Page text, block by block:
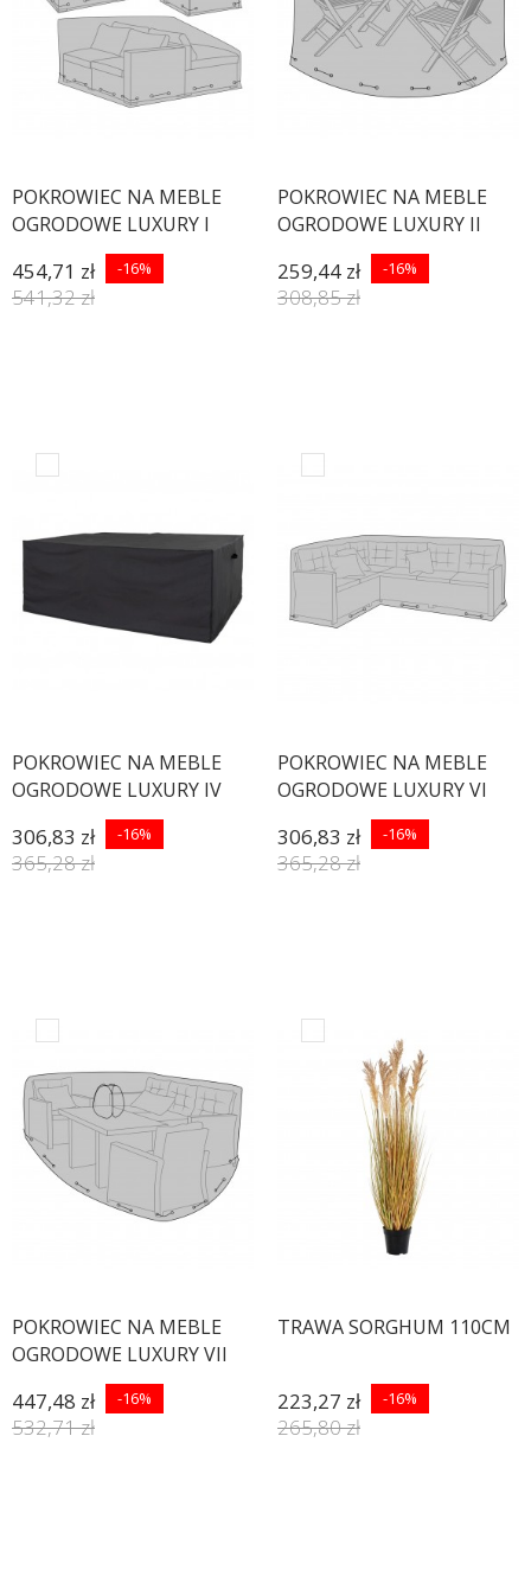
POKROWIEC NA MEBLE
OGRODOWE LUXURY I
454,71 zł -16%
541,32 zł
POKROWIEC NA MEBLE
OGRODOWE LUXURY II
259,44 zł -16%
308,85 zł
POKROWIEC NA MEBLE
OGRODOWE LUXURY IV
306,83 zł -16%
365,28 zł
POKROWIEC NA MEBLE
OGRODOWE LUXURY VI
306,83 zł -16%
365,28 zł
POKROWIEC NA MEBLE
OGRODOWE LUXURY VII
447,48 zł -16%
532,71 zł
TRAWA SORGHUM 110CM
223,27 zł -16%
265,80 zł